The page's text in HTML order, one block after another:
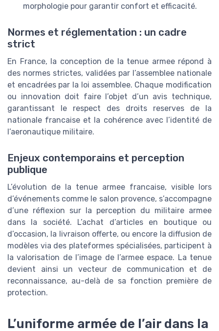
morphologie pour garantir confort et efficacité.
Normes et réglementation : un cadre
strict
En France, la conception de la tenue armee répond à
des normes strictes, validées par l’assemblee nationale
et encadrées par la loi assemblee. Chaque modification
ou innovation doit faire l’objet d’un avis technique,
garantissant le respect des droits reserves de la
nationale francaise et la cohérence avec l’identité de
l’aeronautique militaire.
Enjeux contemporains et perception
publique
L’évolution de la tenue armee francaise, visible lors
d’événements comme le salon provence, s’accompagne
d’une réflexion sur la perception du militaire armee
dans la société. L’achat d’articles en boutique ou
d’occasion, la livraison offerte, ou encore la diffusion de
modèles via des plateformes spécialisées, participent à
la valorisation de l’image de l’armee espace. La tenue
devient ainsi un vecteur de communication et de
reconnaissance, au-delà de sa fonction première de
protection.
L’uniforme armée de l’air dans la